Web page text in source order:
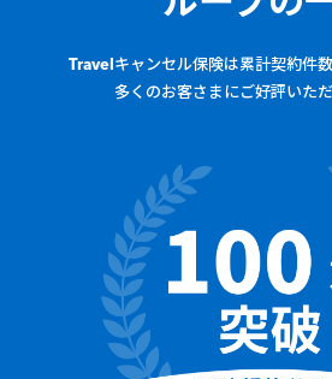
Travelキャンセル保険は累計契約件
多くのお客さまにご好評いただ